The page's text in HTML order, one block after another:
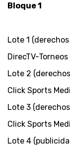
Bloque 1
Lote 1
DirecTV-Torneos
Lote 2
Click Sports
Lote 3
Click Sports
Lote 4